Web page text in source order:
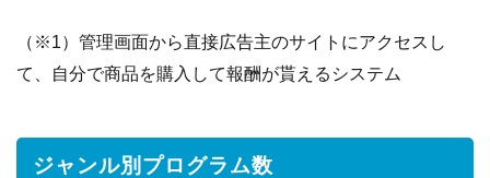
（※1）管理画面から直接広告主のサイトにアクセスし
て、自分で商品を購入して報酬が貰えるシステム
ジャンル別プログラム数